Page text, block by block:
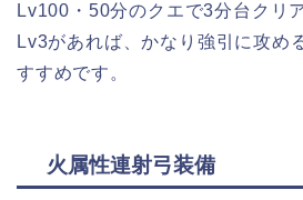
Lv100・50分のクエで3分台クリ
Lv3があれば、かなり強引に攻め
すすめです。
火属性連射弓装備